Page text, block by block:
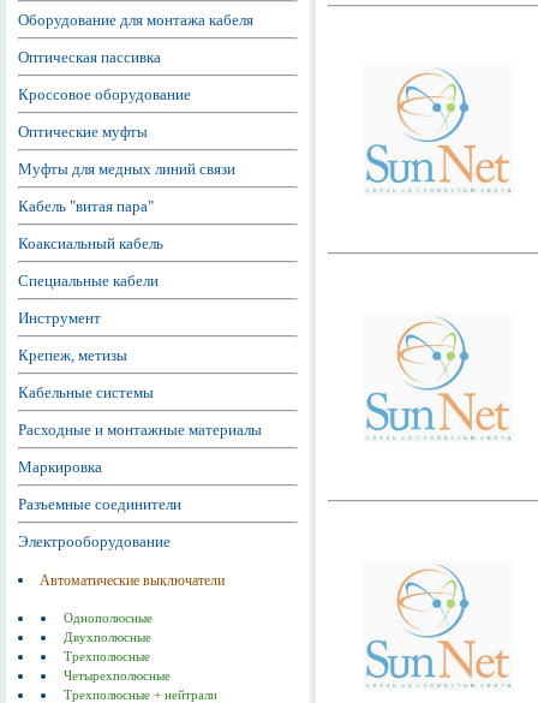
Оборудование для монтажа кабеля
Оптическая пассивка
Кроссовое оборудование
Оптические муфты
Муфты для медных линий связи
Кабель "витая пара"
Коаксиальный кабель
Специальные кабели
Инструмент
Крепеж, метизы
Кабельные системы
Расходные и монтажные материалы
Маркировка
Разъемные соединители
Электрооборудование
Автоматические выключатели
Однополюсные
Двухполюсные
Трехполюсные
Четырехполюсные
Трехполюсные + нейтрали